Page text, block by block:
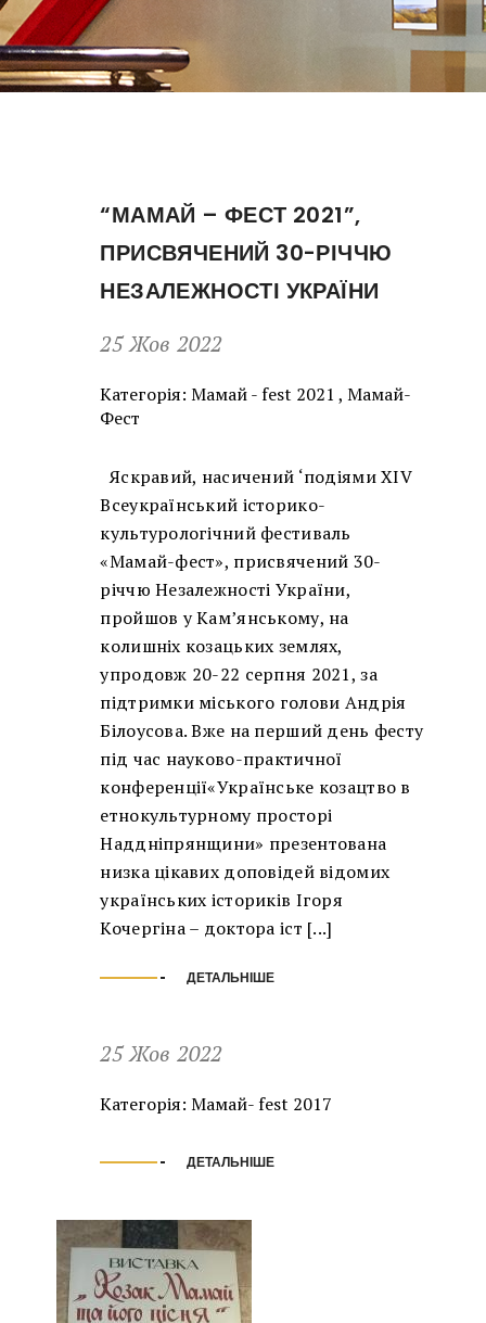
“МАМАЙ – ФЕСТ 2021”,
ПРИСВЯЧЕНИЙ 30-РІЧЧЮ
НЕЗАЛЕЖНОСТІ УКРАЇНИ
25 Жов 2022
Категорія: Мамай - fest 2021 ,Мамай-
Фест
Яскравий, насичений ‘подіями ХІV
Всеукраїнський історико-
культурологічний фестиваль
«Мамай-фест», присвячений 30-
річчю Незалежності України,
пройшов у Кам’янському, на
колишніх козацьких землях,
упродовж 20-22 серпня 2021, за
підтримки міського голови Андрія
Білоусова. Вже на перший день фесту
під час науково-практичної
конференції«Українське козацтво в
етнокультурному просторі
Наддніпрянщини» презентована
низка цікавих доповідей відомих
українських істориків Ігоря
Кочергіна – доктора іст [...]
ДЕТАЛЬНІШЕ
25 Жов 2022
Категорія: Мамай- fest 2017
ДЕТАЛЬНІШЕ